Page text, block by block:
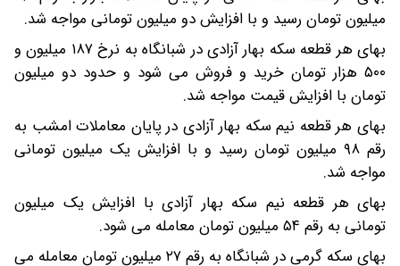
میلیون تومان رسید و با افزایش دو میلیون تومانی مواجه شد.
بهای هر قطعه سکه بهار آزادی در شبانگاه به نرخ ۱۸۷ میلیون و
۵۰۰ هزار تومان خرید و فروش می شود و حدود دو میلیون
تومان با افزایش قیمت مواجه شد.
بهای هر قطعه نیم سکه بهار آزادی در پایان معاملات امشب به
رقم ۹۸ میلیون تومان رسید و با افزایش یک میلیون تومانی
مواجه شد.
بهای هر قطعه نیم سکه بهار آزادی با افزایش یک میلیون
تومانی به رقم ۵۴ میلیون تومان معامله می شود.
بهای سکه گرمی در شبانگاه به رقم ۲۷ میلیون تومان معامله می